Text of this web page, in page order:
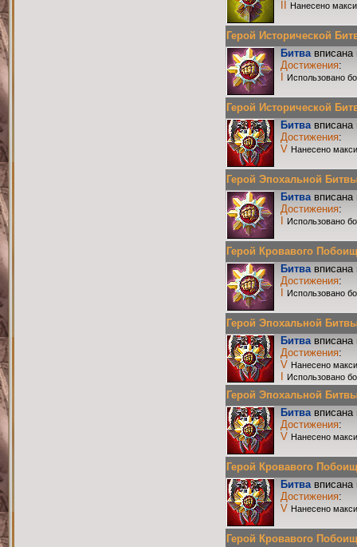
Нанесено
Герой Исторической
Битвавписана
Достижения:
Использовано
Герой Исторической
Битвавписана
Достижения:
V Нанесено
Герой Эпохальной
Битвавписана
Достижения:
Использовано
Герой Кровавого
Битвавписана
Достижения:
Использовано
Герой Эпохальной
Битвавписана
Достижения:
V Нанесено
Использовано
Герой Эпохальной
Битвавписана
Достижения:
V Нанесено
Герой Кровавого
Битвавписана
Достижения:
V Нанесено
Герой Кровавого